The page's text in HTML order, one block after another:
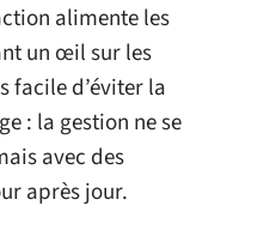
alimente les
un œil sur les
facile d’éviter la
: la gestion ne se
avec des
après jour.